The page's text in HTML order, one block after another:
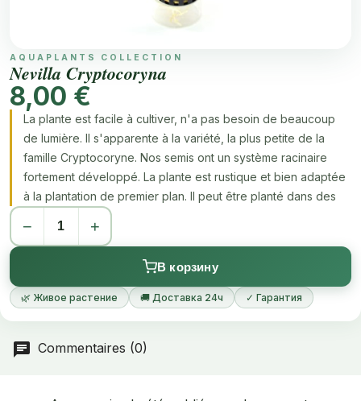
AQUAPLANTS COLLECTION
Nevilla Cryptocoryna
8,00 €
La plante est facile à cultiver, n'a pas besoin de beaucoup
de lumière. Il s'apparente à la variété, la plus petite de la
famille Cryptocoryne. Nos semis ont un système racinaire
fortement développé. La plante est rustique et bien adaptée
à la plantation de premier plan. Il peut être planté dans des
creux et en compagnie de plantes plus hautes.
− +
В корзину
🌿 Живое растение 🚚 Доставка 24ч ✓ Гарантия
Commentaires (0)